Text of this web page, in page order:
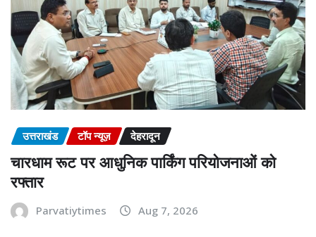
उत्तराखंड टॉप न्यूज़ देहरादून
चारधाम रूट पर आधुनिक पार्किंग परियोजनाओं को
रफ्तार
Parvatiytimes Aug 7, 2026